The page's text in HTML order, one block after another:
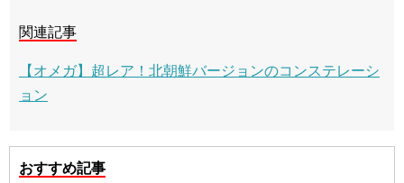
関連記事
【オメガ】超レア！北朝鮮バージョンのコンステレーシ
ョン
おすすめ記事